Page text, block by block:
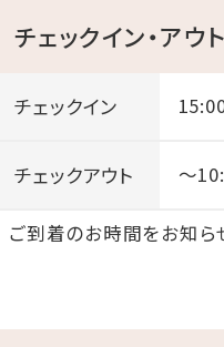
チェックイン・アウト
チェックイン
チェックアウト ～
ご到着のお時間をお知ら